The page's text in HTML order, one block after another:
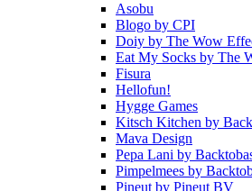
Asobu
Blogo by CPI
Doiy by The Wow
Eat My Socks by The
Fisura
Hellofun!
Hygge Games
Kitsch Kitchen by
Mava Design
Pepa Lani by
Pimpelmees by
Pineut by Pineut BV